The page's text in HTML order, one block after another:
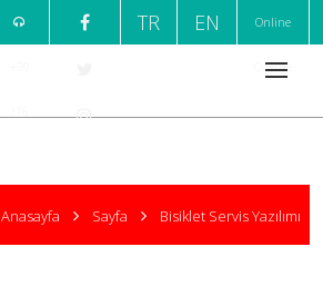
666
TR EN Online
Ödeme
Anasayfa Sayfa Bisiklet Servis Yazılımı